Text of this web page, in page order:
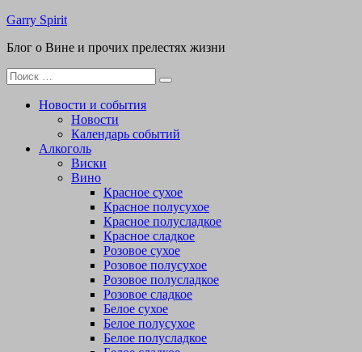
Перейти
содержимому
Garry Spirit
Блог о Вине и прочих прелестях жизни
Поиск
для:
Новости и события
Новости
Календарь событий
Алкоголь
Виски
Вино
Красное сухое
Красное полусухое
Красное полусладкое
Красное сладкое
Розовое сухое
Розовое полусухое
Розовое полусладкое
Розовое сладкое
Белое сухое
Белое полусухое
Белое полусладкое